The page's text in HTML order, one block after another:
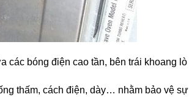
các bóng điện cao tần, bên trái khoang lò
thấm, cách điện, dày… nhằm bảo vệ sự